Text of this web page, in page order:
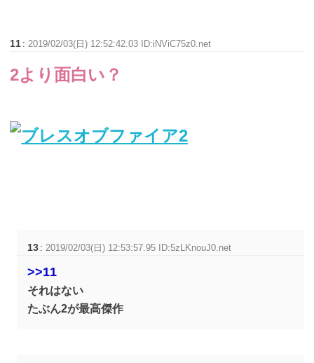
11 : 2019/02/03(日) 12:52:42.03 ID:iNViC75z0.net
2より面白い？
13 : 2019/02/03(日) 12:53:57.95 ID:5zLKnouJ0.net
>>11
それはない
たぶん2が最高傑作